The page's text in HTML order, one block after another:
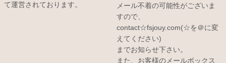
て運営されております。
メール不着の可能性がございま
すので、
contact☆fsjouy.com(☆を＠に変
えてください)
までお知らせ下さい。
また、お客様のメールボックス